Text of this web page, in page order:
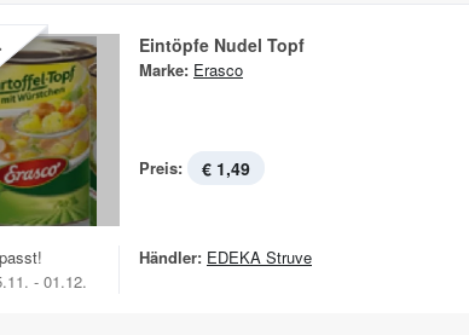
Eintöpfe Nudel Topf
Marke: Erasco
Preis: € 1,49
- 01.12.
Händler: EDEKA Struve